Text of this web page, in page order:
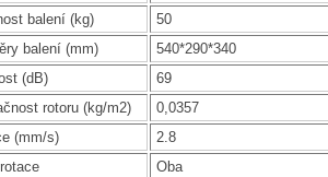
balení (kg)
50
balení (mm)
540*290*340
(dB)
69
rotoru (kg/m2)
0,0357
(mm/s)
2.8
Oba